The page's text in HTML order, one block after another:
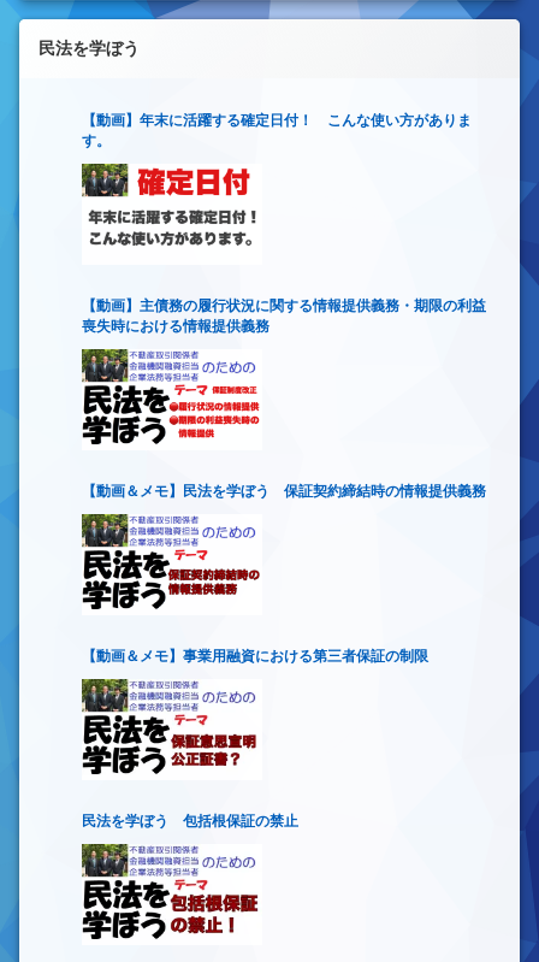
民法を学ぼう
【動画】年末に活躍する確定日付！ こんな使い方がありま
す。
【動画】主債務の履行状況に関する情報提供義務・期限の利益
喪失時における情報提供義務
【動画＆メモ】民法を学ぼう 保証契約締結時の情報提供義務
【動画＆メモ】事業用融資における第三者保証の制限
民法を学ぼう 包括根保証の禁止